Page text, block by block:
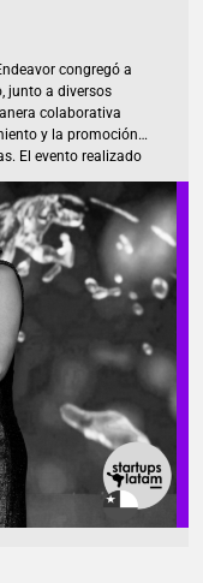
congregó a
junto a diversos
colaborativa
y la promoción
El evento realizado
Chile una nación de
revolucionan
La instancia
CEO y
presente